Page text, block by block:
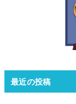
最近の投稿